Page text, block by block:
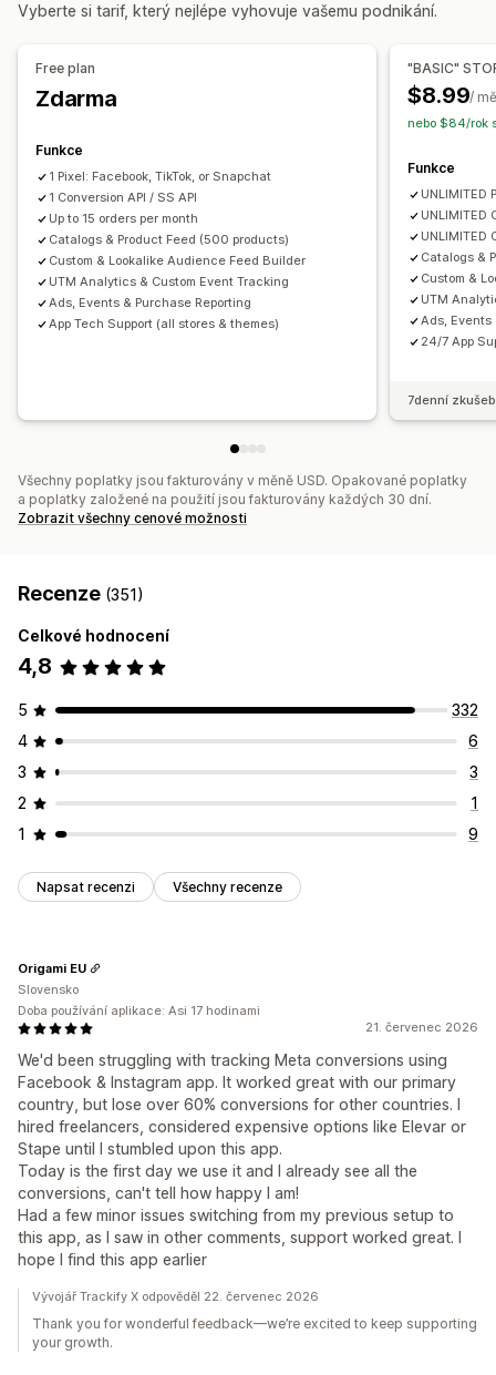
Opětovné zacílení
Správa kampaní
Sociální sítě
Správa pixelů
A/​B testování
Výdaje za reklamu
Metriky zapojení
Analýza návratnosti investic
Míry prokliku Sledování konverzí
Náklady na akvizici
Panely Demografická analýza
Počty impresí
Atribuce UTM
Zdroj návštěvnosti
Celoživotní hodnota (LTV)
Analýza zákaznických segmentů
Analýza trychtýřů
Sledování pixelů
Vizuály a výkazy
Panel analytiky Vlastní výkazy Export dat
Historická analýza Notifikace
Vyberte si tarif, který nejlépe vyhovuje vašemu podnikání.
Free plan
Zdarma
Funkce
1 Pixel: Facebook, TikTok, or Snapchat
1 Conversion API / SS API
Up to 15 orders per month
Catalogs & Product Feed (500 products)
Custom & Lookalike Audience Feed Builder
UTM Analytics & Custom Event Tracking
Ads, Events & Purchase Reporting
App Tech Support (all stores & themes)
"BASIC"
$8.99/
nebo $84/rok
Funkce
UNLIMITED
UNLIMITED
UNLIMITED
Catalogs &
Custom &
UTM
Ads, Events
24/7 App
7denní
Všechny poplatky jsou fakturovány v měně USD. Opakované poplatky
a poplatky založené na použití jsou fakturovány každých 30 dní.
Zobrazit všechny cenové možnosti
Recenze (351)
Celkové hodnocení
4,8
5
332
4
6
3
3
2
1
1
9
Napsat recenzi Všechny recenze
21. červenec 2026
We'd been struggling with tracking Meta conversions using
Facebook & Instagram app. It worked great with our primary
country, but lose over 60% conversions for other countries. I
hired freelancers, considered expensive options like Elevar or
Stape until I stumbled upon this app.
Today is the first day we use it and I already see all the
conversions, can't tell how happy I am!
Had a few minor issues switching from my previous setup to
this app, as I saw in other comments, support worked great. I
hope I find this app earlier
Origami EU
Slovensko
Doba používání aplikace: Asi 17 hodinami
Vývojář Trackify X odpověděl 22. červenec 2026
Thank you for wonderful feedback—we’re excited to keep supporting
your growth.